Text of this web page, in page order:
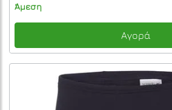
Άμεση
Αγορά